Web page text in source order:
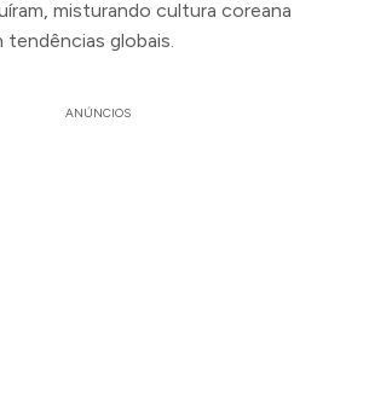
misturando cultura coreana
tendências globais.
ANÚNCIOS